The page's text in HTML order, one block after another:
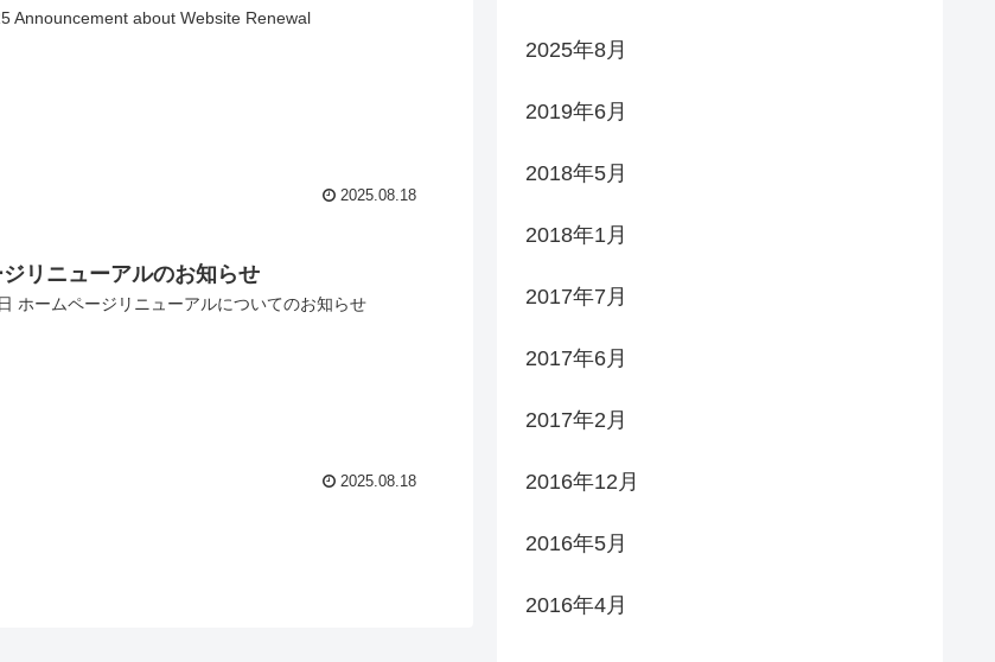
Announcement about Website Renewal
2025.08.18
リニューアルのお知らせ
ホームページリニューアルについてのお知らせ
2025.08.18
2025年8月
2019年6月
2018年5月
2018年1月
2017年7月
2017年6月
2017年2月
2016年12月
2016年5月
2016年4月